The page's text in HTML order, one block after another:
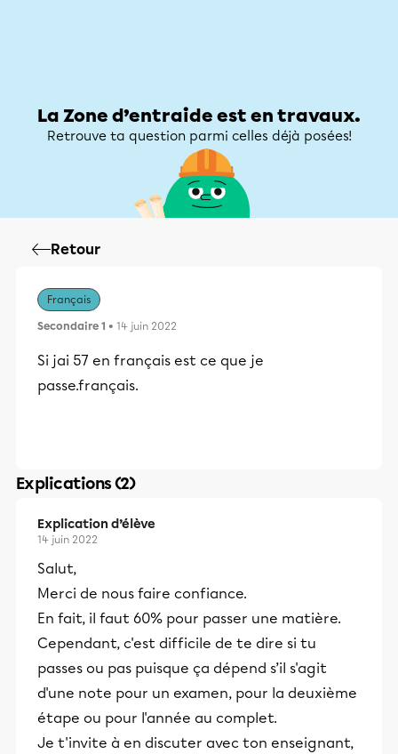
La Zone d’entraide est en travaux.
Retrouve ta question parmi celles déjà posées!
Retour
Français
Secondaire 1 • 14 juin 2022
Si jai 57 en français est ce que je
passe.français.
Explications (2)
Explication d’élève
14 juin 2022
Salut,
Merci de nous faire confiance.
En fait, il faut 60% pour passer une matière.
Cependant, c'est difficile de te dire si tu
passes ou pas puisque ça dépend s’il s'agit
d'une note pour un examen, pour la deuxième
étape ou pour l'année au complet.
Je t'invite à en discuter avec ton enseignant,